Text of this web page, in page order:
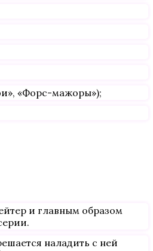
«Форс-мажоры»);
и главным образом
наладить с ней